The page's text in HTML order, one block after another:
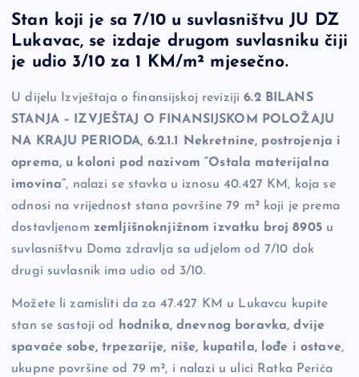
c
e
o
o
k
p
y
n
k
se
n
er
er ar
e
Stan koji je sa 7/10 u suvlasništvu JU DZ
Lukavac, se izdaje drugom suvlasniku čiji
je udio 3/10 za 1 KM/m² mjesečno.
U dijelu Izvještaja o finansijskoj reviziji6.2 BILANS
STANJA – IZVJEŠTAJ O FINANSIJSKOM POLOŽAJU
NA KRAJU PERIODA, 6.2.1.1 Nekretnine, postrojenja i
oprema, u koloni pod nazivom “Ostala materijalna
imovina”, nalazi se stavka u iznosu 40.427 KM, koja se
odnosi na vrijednost stana površine 79 m² koji je prema
dostavljenom zemljišnoknjižnom izvatku broj 8905u
suvlasništvu Doma zdravlja sa udjelom od 7/10 dok
drugi suvlasnik ima udio od 3/10.
Možete li zamisliti da za 47.427 KM u Lukavcu kupite
stan se sastoji od
hodnika, dnevnog boravka, dvije
spavaće sobe, trpezarije, niše, kupatila, lođe i ostave,
ukupne površine od 79 m², i nalazi u ulici Ratka Perića